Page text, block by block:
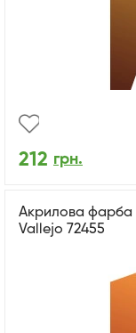
212 грн.
Акрилова фарба
Vallejo 72455